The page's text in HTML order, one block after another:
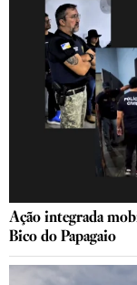
Ação integrada
Bico do Papagaio